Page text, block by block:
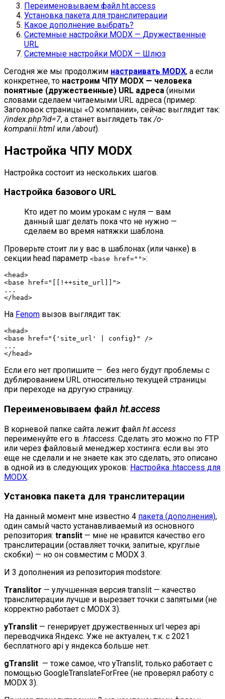
Переименовываем файл ht.access
Установка пакета для транслитерации
Какое дополнение выбрать?
Системные настройки MODX — Дружественные
URL
Системные настройки MODX — Шлюз
Сегодня же мы продолжим настраивать MODX, а если
конкретнее, то настроим ЧПУ MODX — человека
понятные (дружественные) URL адреса (иными
словами сделаем читаемыми URL адреса (пример:
Заголовок страницы «О компании», сейчас выглядит так:
/index.php?id=7, а станет выглядеть так/o-
kompanii.html или/about).
Настройка ЧПУ MODX
Настройка состоит из нескольких шагов.
Настройка базового URL
Кто идет по моим урокам с нуля — вам
данный шаг делать пока что не нужно —
сделаем во время натяжки шаблона.
Проверьте стоит ли у вас в шаблонах (или чанке) в
секции head параметр <base href="">:
<head>
<base href="[[!++site_url]]">
...
</head>
На Fenom вызов выглядит так:
<head>
<base href="{'site_url' | config}" />
...
</head>
Если его нет пропишите — без него будут проблемы с
дублированием URL относительно текущей страницы
при переходе на другую страницу.
Переименовываем файл ht.access
В корневой папке сайта лежит файл ht.access
переименуйте его в .htaccess. Сделать это можно по FTP
или через файловый менеджер хостинга: если вы это
еще не сделали и не знаете как это сделать, это описано
в одной из в следующих уроков: Настройка .htaccess для
MODX.
Установка пакета для транслитерации
На данный момент мне известно 4 пакета (дополнения),
один самый часто устанавливаемый из основного
репозитория: translit — мне не нравится качество его
транслитерации (оставляет точки, запитые, круглые
скобки) — но он совместим с MODX 3.
И 3 дополнения из репозитория modstore:
Translitor — улучшенная версия translit — качество
транслитерации лучше и вырезает точки с запятыми (не
корректно работает с MODX 3).
yTranslit — генерирует дружественных url через api
переводчика Яндекс. Уже не актуален, т.к. с 2021
бесплатного api у яндекса больше нет.
gTranslit — тоже самое, что yTranslit, только работает с
помощью GoogleTranslateForFree (не проверял работу с
MODX 3).